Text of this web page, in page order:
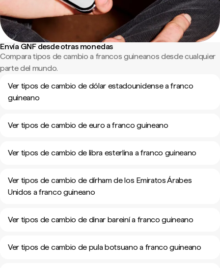
Envía GNF desde otras monedas
Compara tipos de cambio a francos guineanos desde cualquier
parte del mundo.
Ver tipos de cambio de dólar estadounidense a franco
guineano
Ver tipos de cambio de euro a franco guineano
Ver tipos de cambio de libra esterlina a franco guineano
Ver tipos de cambio de dírham de los Emiratos Árabes
Unidos a franco guineano
Ver tipos de cambio de dinar bareiní a franco guineano
Ver tipos de cambio de pula botsuano a franco guineano